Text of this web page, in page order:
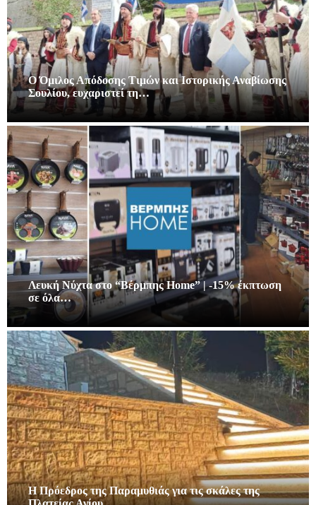
Ο Όμιλος Απόδοσης Τιμών και Ιστορικής Αναβίωσης
Σουλίου, ευχαριστεί τη…
Λευκή Νύχτα στο “Βέρμπης Home” | -15% έκπτωση
σε όλα…
Η Πρόεδρος της Παραμυθιάς για τις σκάλες της